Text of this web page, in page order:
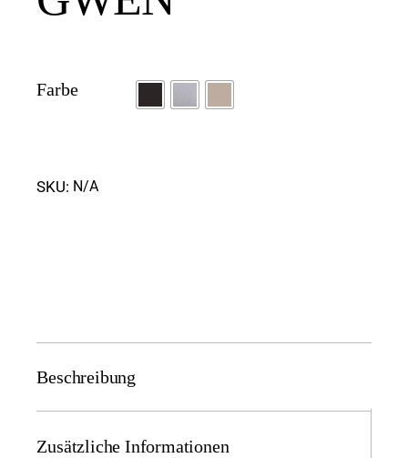
Farbe
SKU: N/A
Beschreibung
Zusätzliche Informationen